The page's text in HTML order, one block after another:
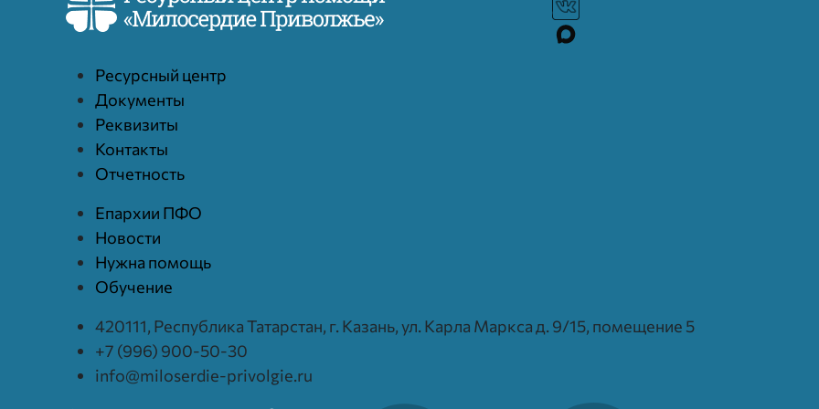
Ресурcный центр
Документы
Реквизиты
Контакты
Отчетность
Епархии ПФО
Новости
Нужна помощь
Обучение
420111, Республика Татарстан, г. Казань, ул. Карла Маркса д. 9/15, помещение 5
+7 (996) 900-50-30
info@miloserdie-privolgie.ru